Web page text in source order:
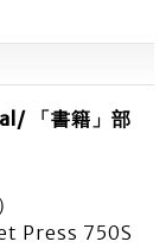
「書籍」部
Press 750S